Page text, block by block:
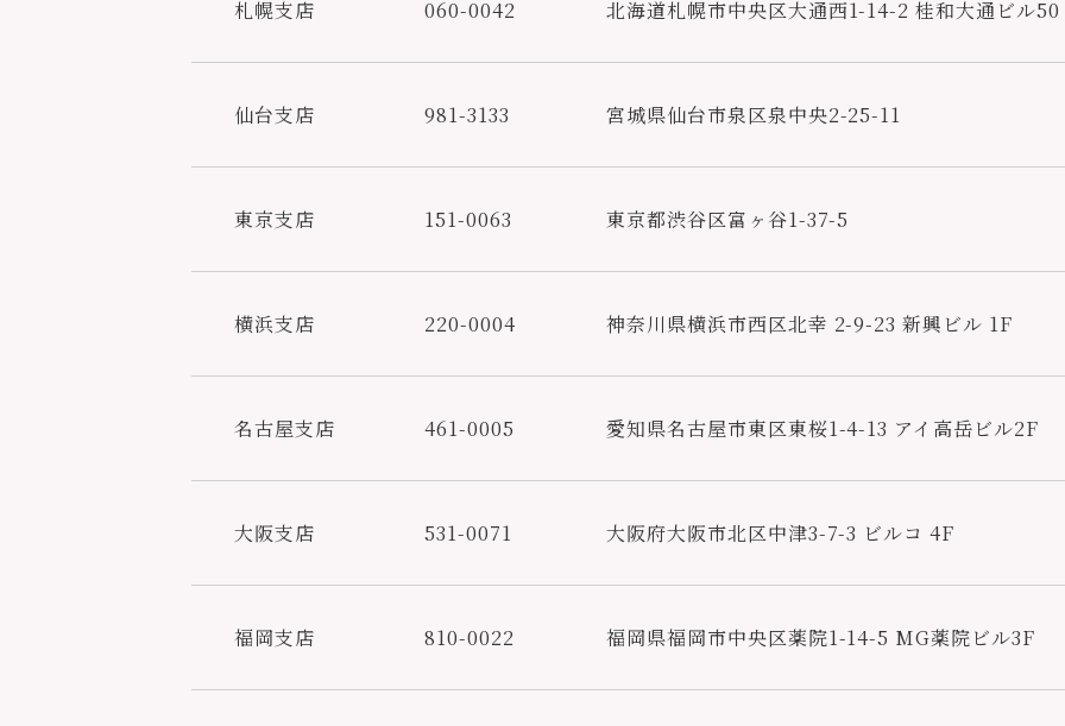
札幌支店 060-0042 北海道札幌市中央区⼤通⻄1-14-2 桂和⼤通ビル
仙台支店 981-3133 宮城県仙台市泉区泉中央2-25-11
東京支店 151-0063 東京都渋谷区富ヶ谷1-37-5
横浜支店 220-0004 神奈川県横浜市西区北幸 2-9-23 新興ビル 1F
名古屋支店 461-0005 愛知県名古屋市東区東桜1-4-13 アイ高岳ビル2F
大阪支店 531-0071 大阪府大阪市北区中津3-7-3 ビルコ 4F
福岡支店 810-0022 福岡県福岡市中央区薬院1-14-5 MG薬院ビル3F